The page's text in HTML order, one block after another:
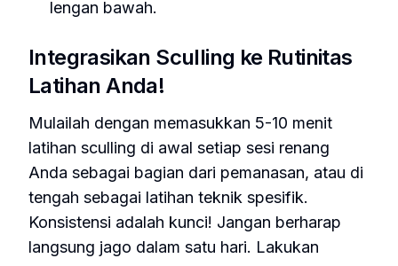
lengan bawah.
Integrasikan Sculling ke Rutinitas
Latihan Anda!
Mulailah dengan memasukkan 5-10 menit
latihan sculling di awal setiap sesi renang
Anda sebagai bagian dari pemanasan, atau di
tengah sebagai latihan teknik spesifik.
Konsistensi adalah kunci! Jangan berharap
langsung jago dalam satu hari. Lakukan